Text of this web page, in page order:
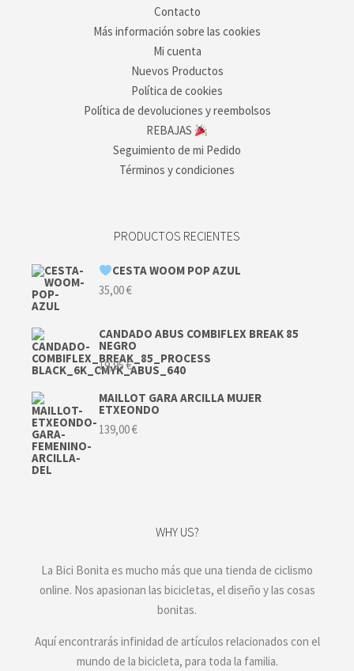
Contacto
Más información sobre las cookies
Mi cuenta
Nuevos Productos
Política de cookies
Política de devoluciones y reembolsos
REBAJAS
Seguimiento de mi Pedido
Términos y condiciones
PRODUCTOS RECIENTES
CESTA WOOM POP AZUL
35,00€
CANDADO ABUS COMBIFLEX BREAK 85
NEGRO
19,95€
MAILLOT GARA ARCILLA MUJER
ETXEONDO
139,00€
WHY US?
La Bici Bonita es mucho más que una tienda de ciclismo
online. Nos apasionan las bicicletas, el diseño y las cosas
bonitas.
Aquí encontrarás infinidad de artículos relacionados con el
mundo de la bicicleta, para toda la familia.